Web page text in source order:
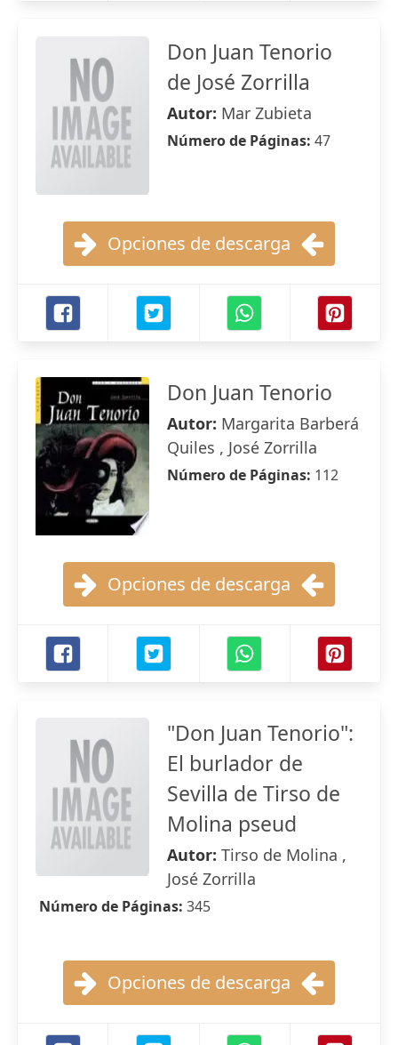
Don Juan Tenorio
de José Zorrilla
Autor: Mar Zubieta
Número de Páginas: 47
Opciones de descarga
Don Juan Tenorio
Autor: Margarita Barberá
Quiles , José Zorrilla
Número de Páginas: 112
Opciones de descarga
"Don Juan Tenorio":
El burlador de
Sevilla de Tirso de
Molina pseud
Autor: Tirso de Molina ,
José Zorrilla
Número de Páginas: 345
Opciones de descarga